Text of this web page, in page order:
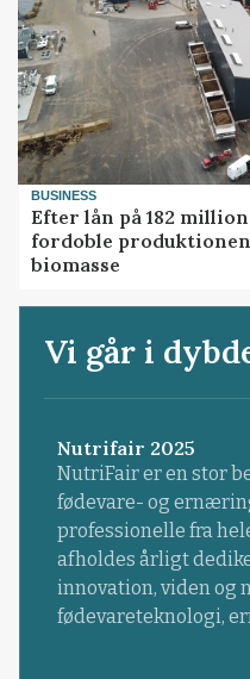
BUSINESS
Efter lån på 182
fordoble
biomasse
Vi går i
Nutrifair 2025
NutriFair er en stor
fødevare- og
professionelle fra
afholdes årligt
innovation, viden og
fødevareteknologi,